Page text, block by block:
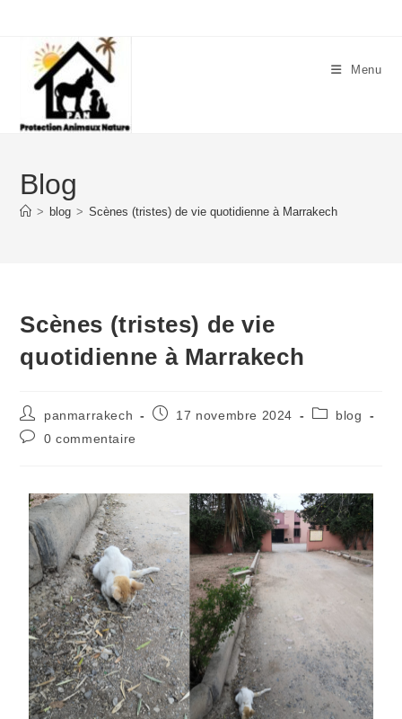
Menu
Blog
> blog > Scènes (tristes) de vie quotidienne à Marrakech
Scènes (tristes) de vie
quotidienne à Marrakech
panmarrakech 17 novembre 2024
blog
0 commentaire